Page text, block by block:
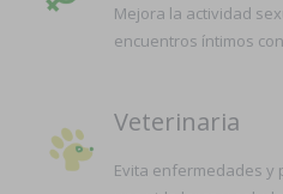
Mejora la actividad
encuentros íntimos
Veterinaria
Evita enfermedades y